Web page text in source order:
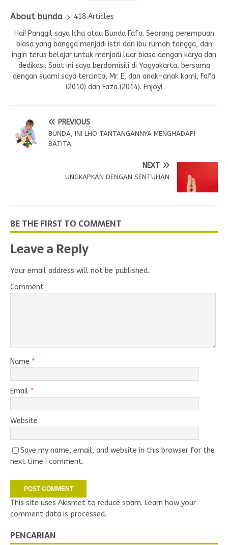
About bunda
418 Articles
Hai! Panggil saya Icha atau Bunda Fafa. Seorang perempuan
biasa yang bangga menjadi istri dan ibu rumah tangga, dan
ingin terus belajar untuk menjadi luar biasa dengan karya dan
dedikasi. Saat ini saya berdomisili di Yogyakarta, bersama
dengan suami saya tercinta, Mr. E, dan anak-anak kami, Fafa
(2010) dan Faza (2014). Enjoy!
PREVIOUS
BUNDA, INI LHO TANTANGANNYA MENGHADAPI
BATITA
NEXT
UNGKAPKAN DENGAN SENTUHAN
BE THE FIRST TO COMMENT
Leave a Reply
Your email address will not be published.
Comment
Name *
Email *
Website
Save my name, email, and website in this browser for the
next time I comment.
This site uses Akismet to reduce spam. Learn how your
comment data is processed.
PENCARIAN